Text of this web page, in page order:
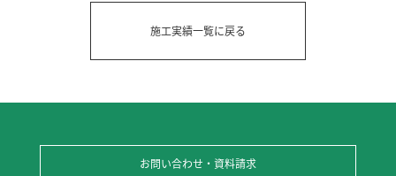
施工実績一覧に戻る
お問い合わせ・資料請求